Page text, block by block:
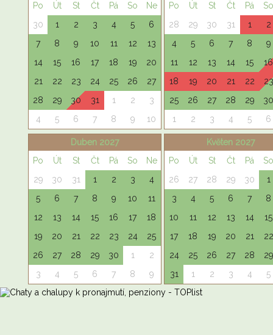
Po
Út St Čt Pá So
Ne
30
1 2 3 4 5
6
7
8 9 10 11 12
13
14
15 16 17 18 19
20
21
22 23 24 25 26
27
28
29 30 31 1 2
3
4
5 6 7 8 9 10
Po
Út St Čt Pá
So
28
29 30 31 1
2
4
5 6 7 8
9
11
12 13 14 15
16
18
19 20 21 22
23
25
26 27 28 29
30
1
2 3 4 5 6
Duben 2027
Po
Út St Čt Pá So
Ne
29
30 31 1 2 3
4
5
6 7 8 9 10
11
12
13 14 15 16 17
18
19
20 21 22 23 24
25
26
27 28 29 30 1
2
3
4 5 6 7 8 9
Květen 2027
Po
Út St Čt Pá
So
26
27 28 29 30
1
3
4 5 6 7
8
10
11 12 13 14
15
17
18 19 20 21
22
24
25 26 27 28
29
31
1 2 3 4 5